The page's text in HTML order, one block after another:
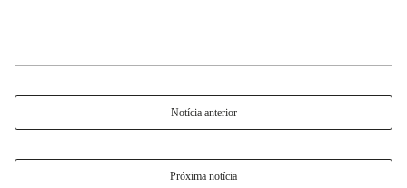
Notícia anterior
Próxima notícia